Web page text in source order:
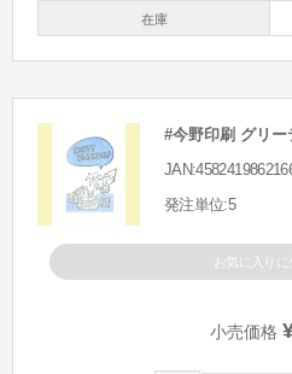
在庫
#今野印刷 グリ
発注単位:5
お気に入りに
小売価格